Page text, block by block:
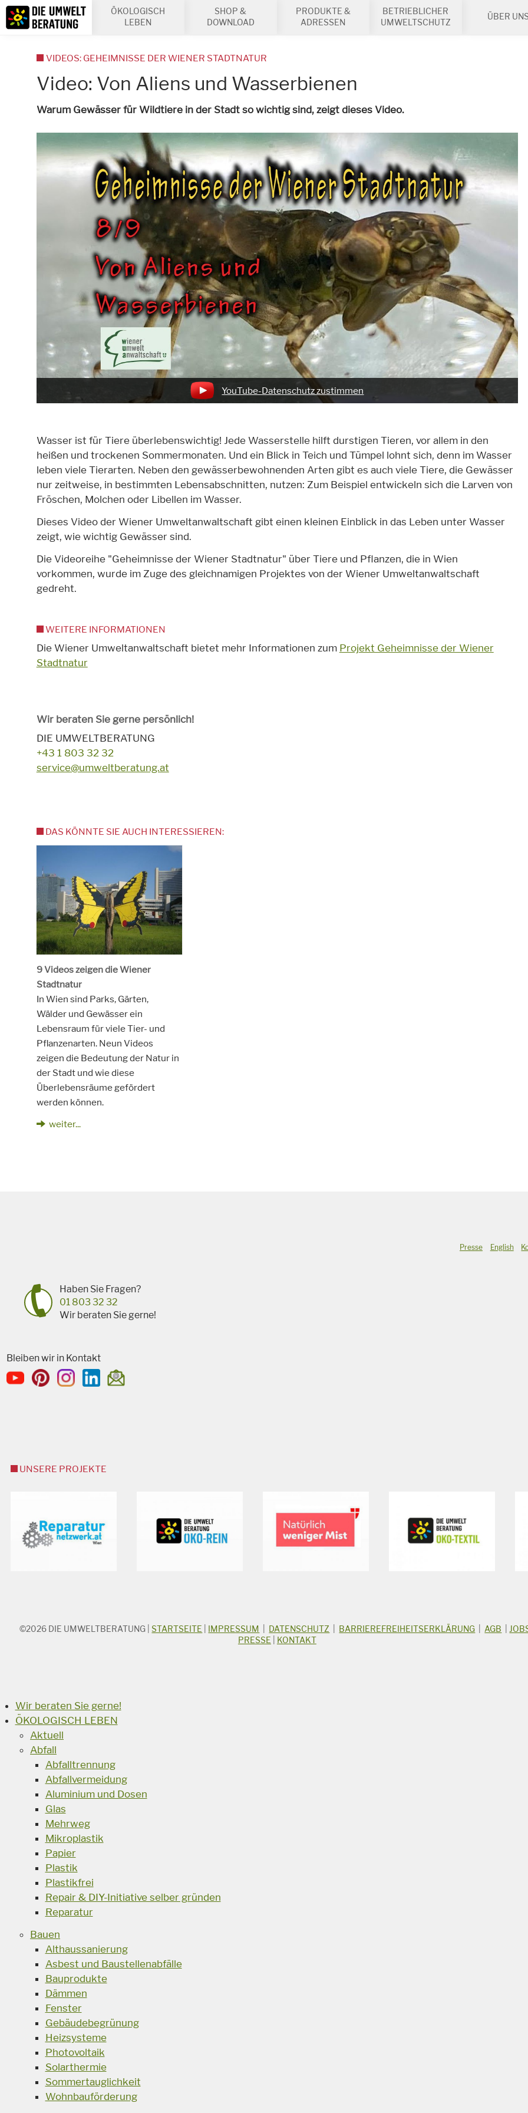
Inhalt
Suche
ÖKOLOGISCH
LEBEN
SHOP &
DOWNLOAD
PRODUKTE &
ADRESSEN
BETRIEBLICHER
UMWELTSCHUTZ
ÜBER
Video: Von Aliens und Wasserbienen
Warum Gewässer für Wildtiere in der Stadt so wichtig sind, zeigt dieses Video.
YouTube-Datenschutz zustimmen
Wasser ist für Tiere überlebenswichtig! Jede Wasserstelle hilft durstigen Tieren, vor allem in den
heißen und trockenen Sommermonaten. Und ein Blick in Teich und Tümpel lohnt sich, denn im Wasser
leben viele Tierarten. Neben den gewässerbewohnenden Arten gibt es auch viele Tiere, die Gewässer
nur zeitweise, in bestimmten Lebensabschnitten, nutzen: Zum Beispiel entwickeln sich die Larven von
Fröschen, Molchen oder Libellen im Wasser.
Dieses Video der Wiener Umweltanwaltschaft gibt einen kleinen Einblick in das Leben unter Wasser
zeigt, wie wichtig Gewässer sind.
Die Videoreihe "Geheimnisse der Wiener Stadtnatur" über Tiere und Pflanzen, die in Wien
vorkommen, wurde im Zuge des gleichnamigen Projektes von der Wiener Umweltanwaltschaft
gedreht.
WEITERE INFORMATIONEN
Die Wiener Umweltanwaltschaft bietet mehr Informationen zum Projekt Geheimnisse der Wiener
Stadtnatur
Wir beraten Sie gerne persönlich!
DIE UMWELTBERATUNG
+43 1 803 32 32
service@umweltberatung.at
DAS KÖNNTE SIE AUCH INTERESSIEREN:
9 Videos zeigen die Wiener
Stadtnatur
In Wien sind Parks, Gärten,
Wälder und Gewässer ein
Lebensraum für viele Tier- und
Pflanzenarten. Neun Videos
zeigen die Bedeutung der Natur in
der Stadt und wie diese
Überlebensräume gefördert
werden können.
weiter...
VIDEOS: GEHEIMNISSE DER WIENER STADTNATUR
Presse English
Haben Sie Fragen?
01 803 32 32
Wir beraten Sie gerne!
Bleiben wir in Kontakt
UNSERE PROJEKTE
©2026 DIE UMWELTBERATUNG |STARTSEITE IMPRESSUM DATENSCHUTZ BARRIEREFREIHEITSERKLÄRUNG AGB
PRESSE
KONTAKT
Wir beraten Sie gerne!
ÖKOLOGISCH LEBEN
Aktuell
Abfall
Abfalltrennung
Abfallvermeidung
Aluminium und Dosen
Glas
Mehrweg
Mikroplastik
Papier
Plastik
Plastikfrei
Repair & DIY-Initiative selber gründen
Reparatur
Bauen
Althaussanierung
Asbest und Baustellenabfälle
Bauprodukte
Dämmen
Fenster
Gebäudebegrünung
Heizsysteme
Photovoltaik
Solarthermie
Sommertauglichkeit
Wohnbauförderung